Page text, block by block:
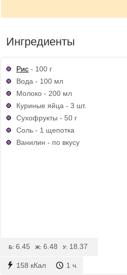
Ингредиенты
Рис - 100 г
Вода - 100 мл
Молоко - 200 мл
Куриные яйца - 3 шт.
Сухофрукты - 50 г
Соль - 1 щепотка
Ванилин - по вкусу
158 кКал 1 ч.
Б: 6.45 Ж: 6.48 У: 18.37